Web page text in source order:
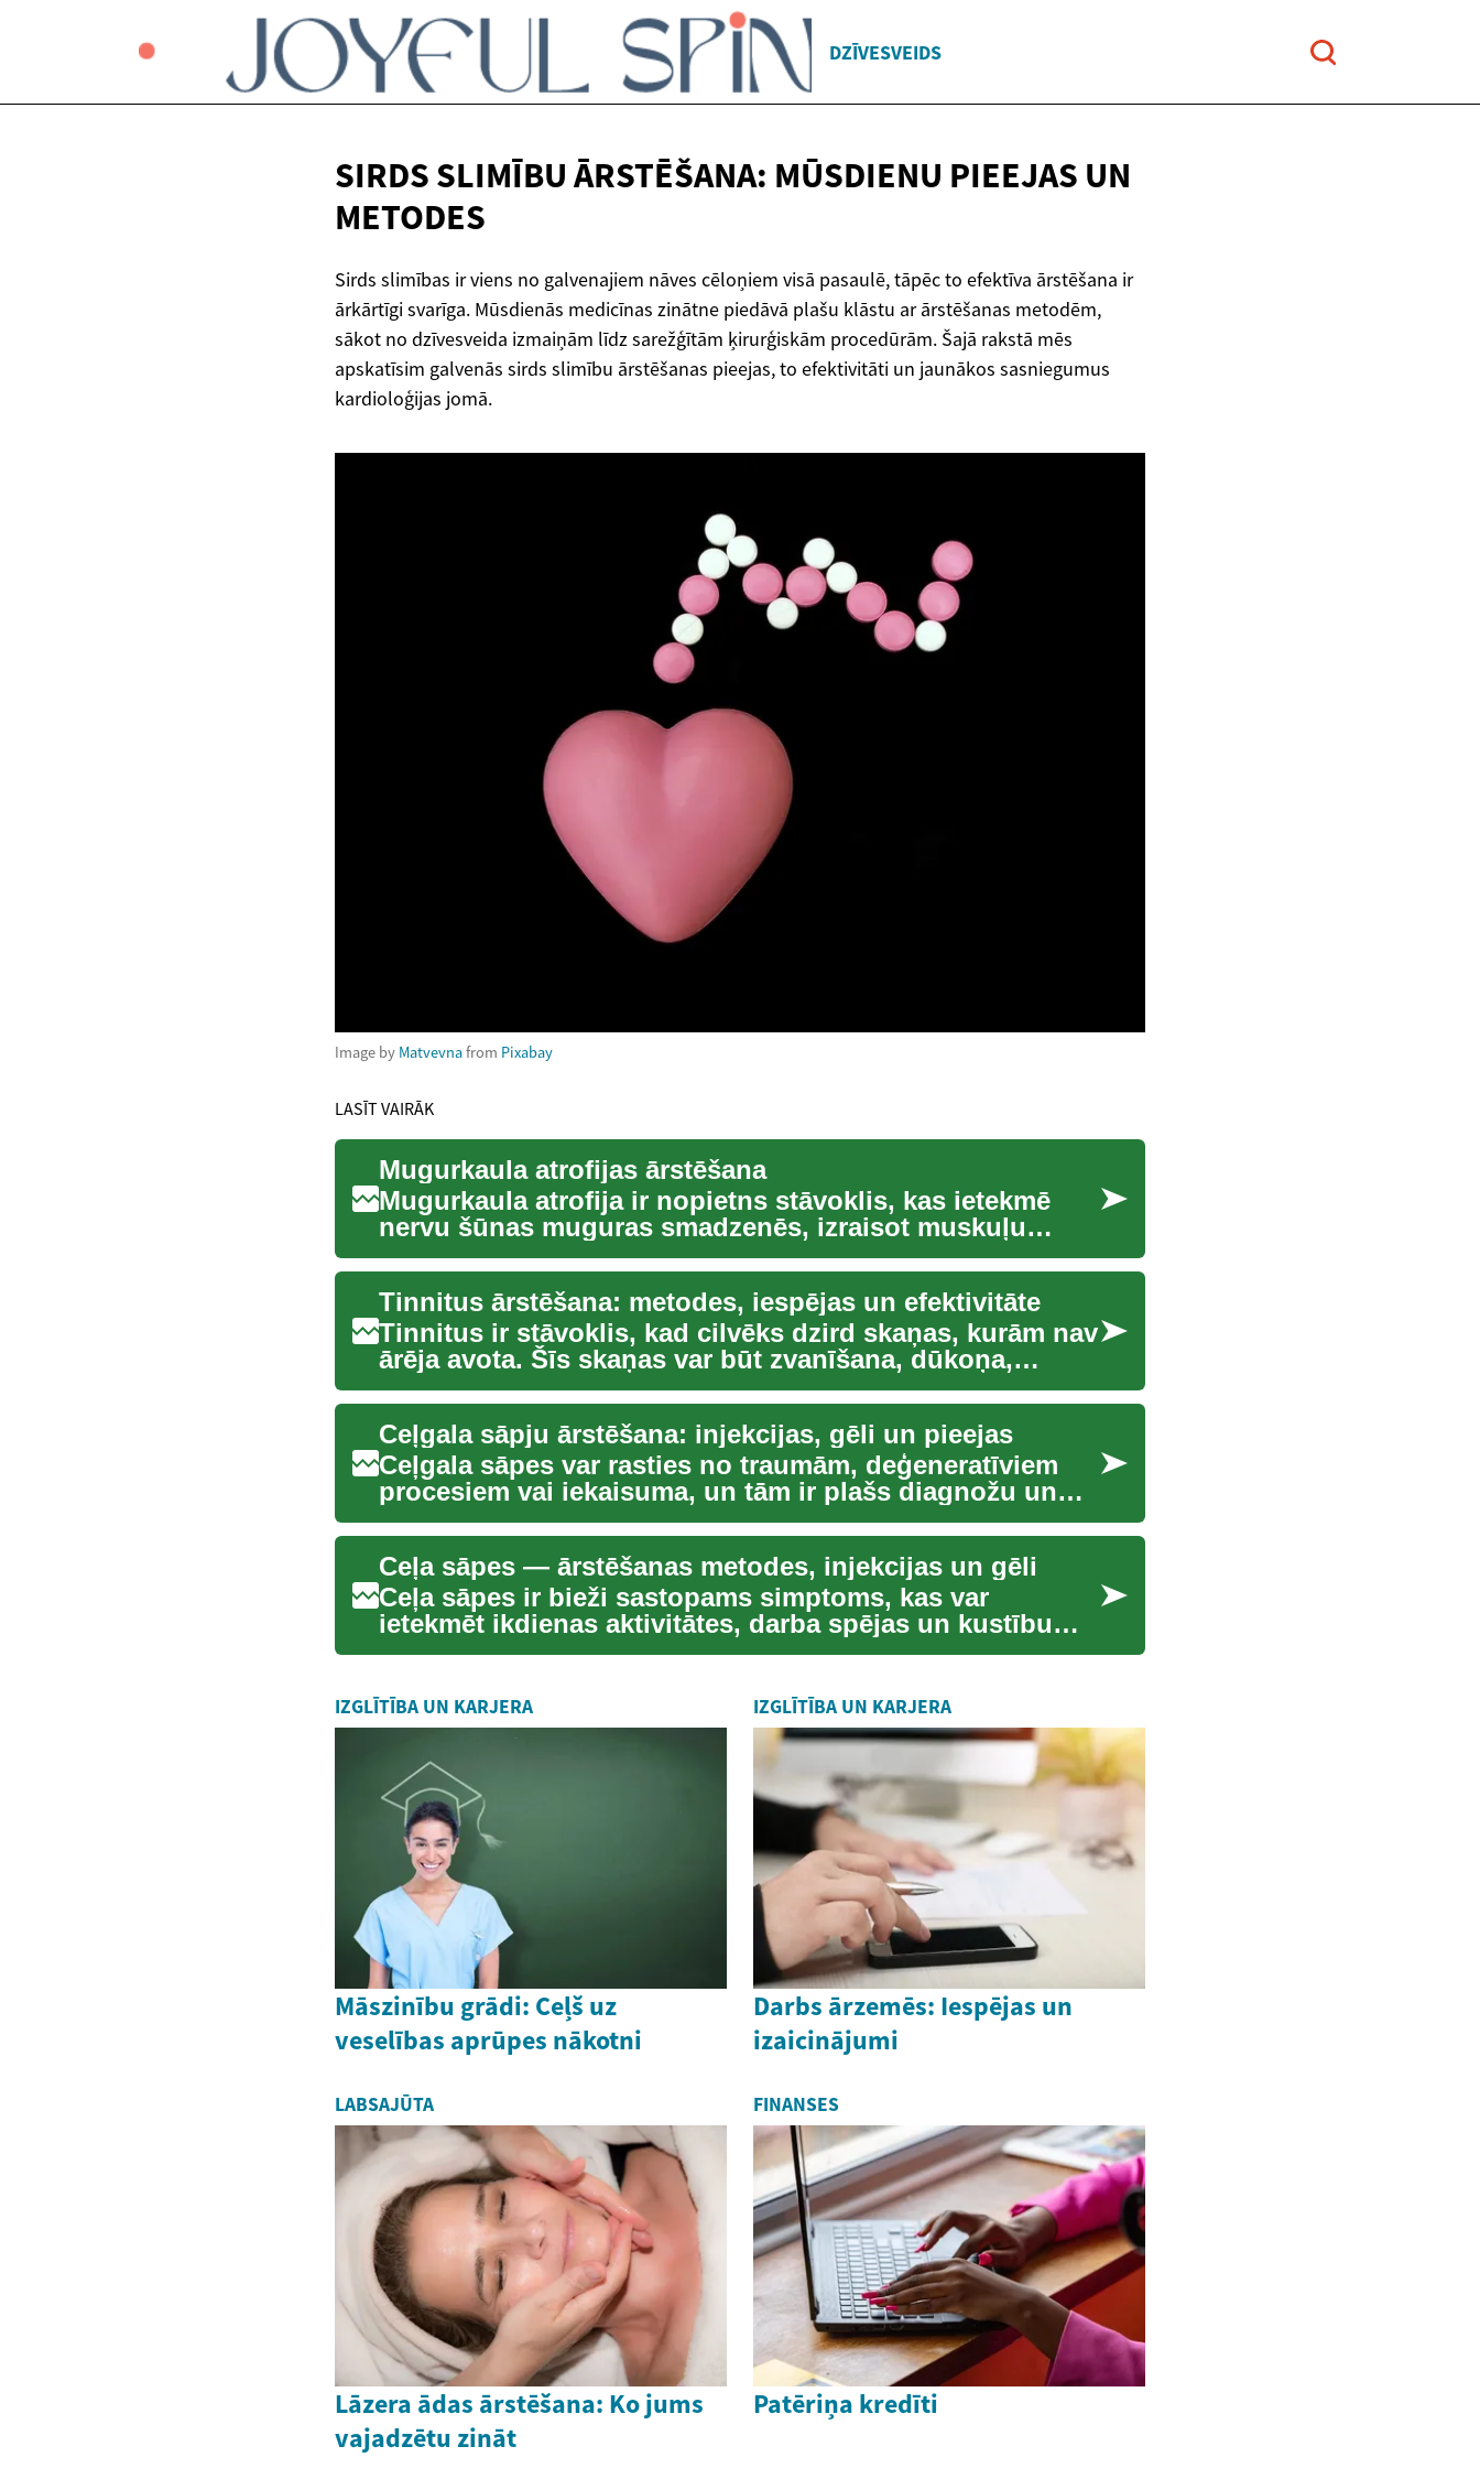
DZĪVESVEIDS
SIRDS SLIMĪBU ĀRSTĒŠANA: MŪSDIENU PIEEJAS UN
METODES
Sirds slimības ir viens no galvenajiem nāves cēloņiem visā pasaulē, tāpēc to efektīva ārstēšana ir
ārkārtīgi svarīga. Mūsdienās medicīnas zinātne piedāvā plašu klāstu ar ārstēšanas metodēm,
sākot no dzīvesveida izmaiņām līdz sarežģītām ķirurģiskām procedūrām. Šajā rakstā mēs
apskatīsim galvenās sirds slimību ārstēšanas pieejas, to efektivitāti un jaunākos sasniegumus
kardioloģijas jomā.
Image by Matvevnafrom Pixabay
LASĪT VAIRĀK
Mugurkaula atrofijas ārstēšana
Mugurkaula atrofija ir nopietns stāvoklis, kas ietekmē
nervu šūnas muguras smadzenēs, izraisot muskuļu
vājumu un atro...
Tinnitus ārstēšana: metodes, iespējas un efektivitāte
Tinnitus ir stāvoklis, kad cilvēks dzird skaņas, kurām nav
ārēja avota. Šīs skaņas var būt zvanīšana, dūkoņa,
šņākšan...
Ceļgala sāpju ārstēšana: injekcijas, gēli un pieejas
Ceļgala sāpes var rasties no traumām, deģeneratīviem
procesiem vai iekaisuma, un tām ir plašs diagnožu un
ārstēšanas ...
Ceļa sāpes — ārstēšanas metodes, injekcijas un gēli
Ceļa sāpes ir bieži sastopams simptoms, kas var
ietekmēt ikdienas aktivitātes, darba spējas un kustību
brīvību. Sāpes...
IZGLĪTĪBA UN KARJERA
Māszinību grādi: Ceļš uz
veselības aprūpes nākotni
IZGLĪTĪBA UN KARJERA
Darbs ārzemēs: Iespējas un
izaicinājumi
LABSAJŪTA
Lāzera ādas ārstēšana: Ko jums
vajadzētu zināt
FINANSES
Patēriņa kredīti